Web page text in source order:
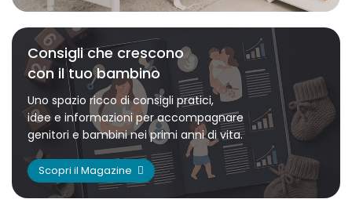
Consigli che crescono
con il tuo bambino
Uno spazio ricco di consigli pratici,
idee e informazioni per accompagnare
genitori e bambini nei primi anni di vita.
Scopri il Magazine